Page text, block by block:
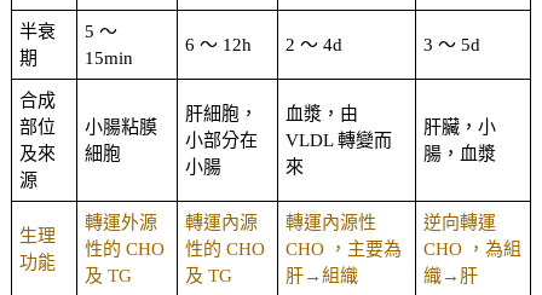
半衰
期
5 ～
15min
6 ～ 12h 2 ～ 4d 3 ～ 5d
合成
部位
及來
源
小腸粘膜
細胞
肝細胞，
小部分在
小腸
血漿，由
VLDL 轉變而
來
肝臟，小
腸，血漿
生理
功能
轉運外源
性的 CHO
及 TG
轉運內源
性的 CHO
及 TG
轉運內源性
CHO ，主要為
肝→組織
逆向轉運
CHO ，為組
織→肝